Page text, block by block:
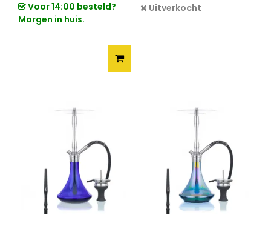
Voor 14:00 besteld?
Morgen in huis.
Uitverkocht